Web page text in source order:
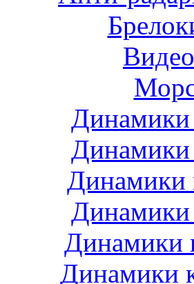
Динамики
Динамики
Динамики
Динамики
Динамики
Динамики